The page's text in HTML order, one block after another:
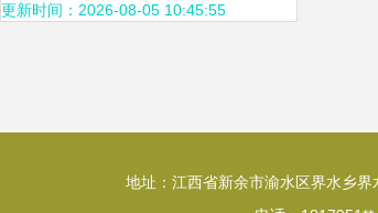
更新时间：2026-08-05 10:45:55
地址：江西省新余市渝水区界水乡